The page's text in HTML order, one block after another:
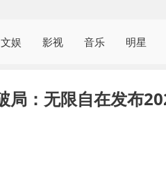
文娱 影视 音乐 明星
局：无限自在发布